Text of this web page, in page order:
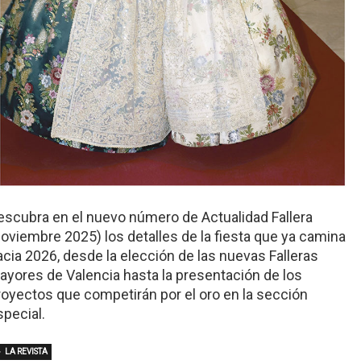
en el nuevo número de Actualidad Fallera
2025) los detalles de la fiesta que ya camina
2026, desde la elección de las nuevas Falleras
de Valencia hasta la presentación de los
que competirán por el oro en la sección
LA REVISTA